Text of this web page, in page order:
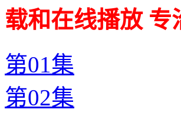
载和在线播放
第01集
第02集